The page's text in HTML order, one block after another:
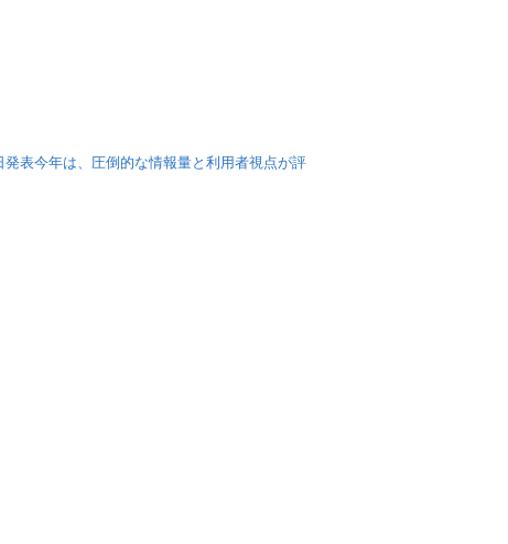
表今年は、圧倒的な情報量と利用者視点が評